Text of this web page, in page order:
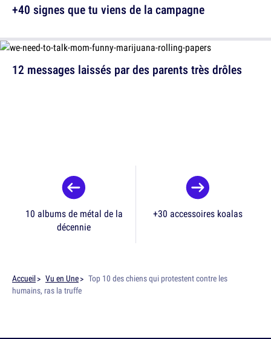
12 messages laissés par des parents très drôles
+40 signes que tu viens de la campagne
10 albums de métal de la
décennie
+30 accessoires koalas
Accueil Vu en Une
Top 10 des chiens qui protestent contre les
humains, ras la truffe